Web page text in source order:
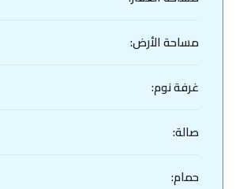
مساحة الأرض:
غرفة نوم:
صالة:
حمام: